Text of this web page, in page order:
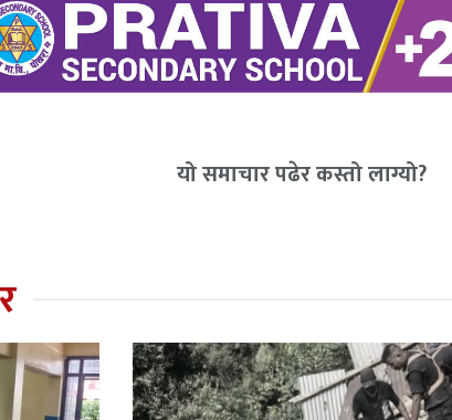
यो समाचार पढेर कस्तो लाग्यो?